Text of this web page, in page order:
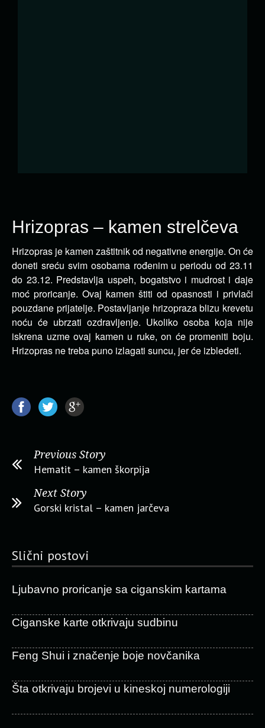
Hrizopras – kamen strelčeva
Hrizopras je kamen zaštitnik od negativne energije. On će
doneti sreću svim osobama rođenim u periodu od 23.11
do 23.12. Predstavlja uspeh, bogatstvo i mudrost i daje
moć proricanje. Ovaj kamen štiti od opasnosti i privlači
pouzdane prijatelje. Postavljanje hrizopraza blizu krevetu
noću će ubrzati ozdravljenje. Ukoliko osoba koja nije
iskrena uzme ovaj kamen u ruke, on će promeniti boju.
Hrizopras ne treba puno izlagati suncu, jer će izbledeti.
Previous Story
Hematit – kamen škorpija
Next Story
Gorski kristal – kamen jarčeva
Slični postovi
Ljubavno proricanje sa ciganskim kartama
Ciganske karte otkrivaju sudbinu
Feng Shui i značenje boje novčanika
Šta otkrivaju brojevi u kineskoj numerologiji